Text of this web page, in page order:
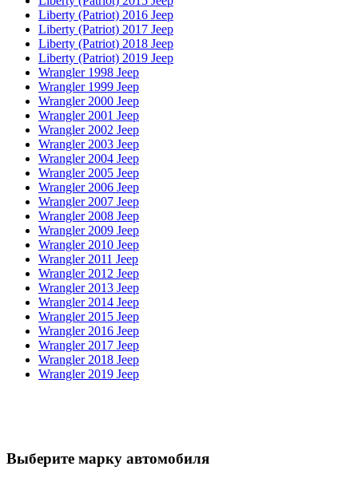
Liberty (Patriot) 2016 Jeep
Liberty (Patriot) 2017 Jeep
Liberty (Patriot) 2018 Jeep
Liberty (Patriot) 2019 Jeep
Wrangler 1998 Jeep
Wrangler 1999 Jeep
Wrangler 2000 Jeep
Wrangler 2001 Jeep
Wrangler 2002 Jeep
Wrangler 2003 Jeep
Wrangler 2004 Jeep
Wrangler 2005 Jeep
Wrangler 2006 Jeep
Wrangler 2007 Jeep
Wrangler 2008 Jeep
Wrangler 2009 Jeep
Wrangler 2010 Jeep
Wrangler 2011 Jeep
Wrangler 2012 Jeep
Wrangler 2013 Jeep
Wrangler 2014 Jeep
Wrangler 2015 Jeep
Wrangler 2016 Jeep
Wrangler 2017 Jeep
Wrangler 2018 Jeep
Wrangler 2019 Jeep
Выберите марку автомобиля